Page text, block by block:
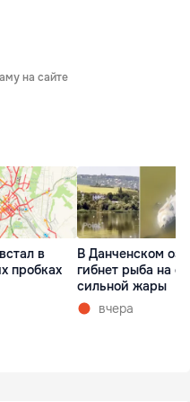
на сайте
в
пробках
В Данченском
гибнет рыба на
сильной жары
вчера